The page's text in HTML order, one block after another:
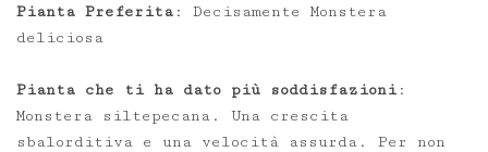
Pianta Preferita : Decisamente Monstera
deliciosa
Pianta che ti ha dato più soddisfazioni:
Monstera siltepecana. Una crescita
sbalorditiva e una velocità assurda. Per non